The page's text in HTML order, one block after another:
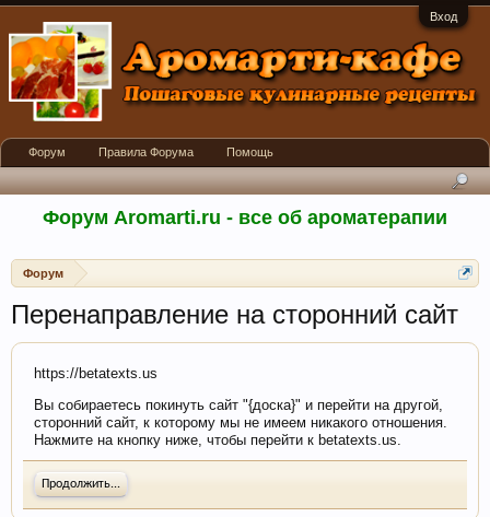
Вход
Форум Aromarti.ru - все об ароматерапии
Форум
Перенаправление на сторонний сайт
https://betatexts.us
Вы собираетесь покинуть сайт "{доска}" и перейти на другой,
сторонний сайт, к которому мы не имеем никакого отношения.
Нажмите на кнопку ниже, чтобы перейти к betatexts.us.
Продолжить...
Форум Правила Форума Помощь